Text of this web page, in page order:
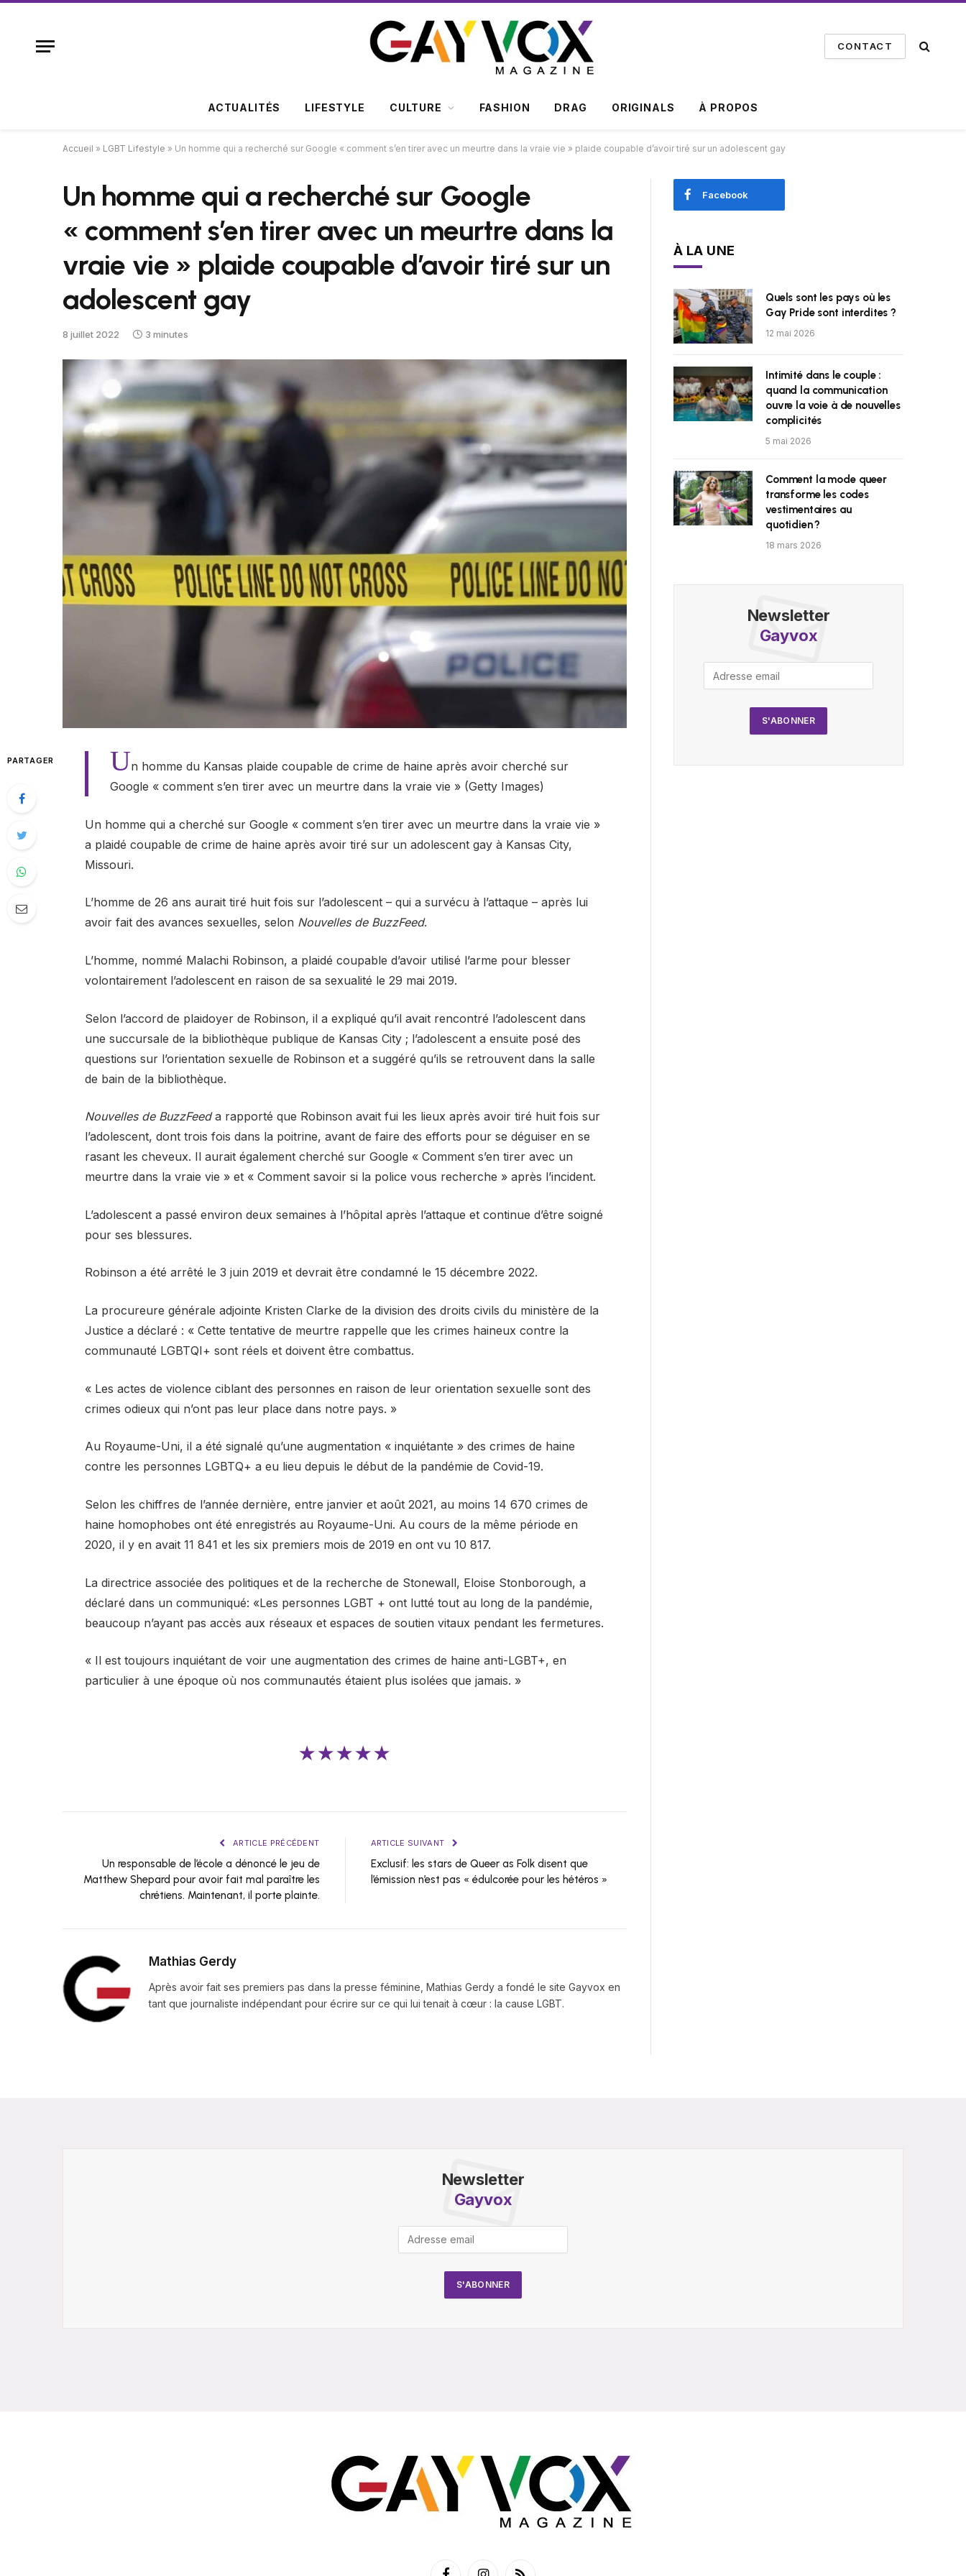
CONTACT
ACTUALITÉS LIFESTYLE CULTURE FASHION DRAG ORIGINALS À PROPOS
Accueil » LGBT Lifestyle » Un homme qui a recherché sur Google « comment s’en tirer avec un meurtre dans la vraie vie » plaide coupable d’avoir tiré sur un adolescent gay
Un homme qui a recherché sur Google
« comment s’en tirer avec un meurtre dans la
vraie vie » plaide coupable d’avoir tiré sur un
adolescent gay
8 juillet 2022 3 minutes
PARTAGER Un homme du Kansas plaide coupable de crime de haine après avoir cherché sur
Google « comment s’en tirer avec un meurtre dans la vraie vie » (Getty Images)
Un homme qui a cherché sur Google « comment s’en tirer avec un meurtre dans la vraie vie »
a plaidé coupable de crime de haine après avoir tiré sur un adolescent gay à Kansas City,
Missouri.
L’homme de 26 ans aurait tiré huit fois sur l’adolescent – ​​qui a survécu à l’attaque – après lui
avoir fait des avances sexuelles, selon Nouvelles de BuzzFeed.
L’homme, nommé Malachi Robinson, a plaidé coupable d’avoir utilisé l’arme pour blesser
volontairement l’adolescent en raison de sa sexualité le 29 mai 2019.
Selon l’accord de plaidoyer de Robinson, il a expliqué qu’il avait rencontré l’adolescent dans
une succursale de la bibliothèque publique de Kansas City ; l’adolescent a ensuite posé des
questions sur l’orientation sexuelle de Robinson et a suggéré qu’ils se retrouvent dans la salle
de bain de la bibliothèque.
Nouvelles de BuzzFeeda rapporté que Robinson avait fui les lieux après avoir tiré huit fois sur
l’adolescent, dont trois fois dans la poitrine, avant de faire des efforts pour se déguiser en se
rasant les cheveux. Il aurait également cherché sur Google « Comment s’en tirer avec un
meurtre dans la vraie vie » et « Comment savoir si la police vous recherche » après l’incident.
L’adolescent a passé environ deux semaines à l’hôpital après l’attaque et continue d’être soigné
pour ses blessures.
Robinson a été arrêté le 3 juin 2019 et devrait être condamné le 15 décembre 2022.
La procureure générale adjointe Kristen Clarke de la division des droits civils du ministère de la
Justice a déclaré : « Cette tentative de meurtre rappelle que les crimes haineux contre la
communauté LGBTQI+ sont réels et doivent être combattus.
« Les actes de violence ciblant des personnes en raison de leur orientation sexuelle sont des
crimes odieux qui n’ont pas leur place dans notre pays. »
Au Royaume-Uni, il a été signalé qu’une augmentation « inquiétante » des crimes de haine
contre les personnes LGBTQ+ a eu lieu depuis le début de la pandémie de Covid-19.
Selon les chiffres de l’année dernière, entre janvier et août 2021, au moins 14 670 crimes de
haine homophobes ont été enregistrés au Royaume-Uni. Au cours de la même période en
2020, il y en avait 11 841 et les six premiers mois de 2019 en ont vu 10 817.
La directrice associée des politiques et de la recherche de Stonewall, Eloise Stonborough, a
déclaré dans un communiqué: «Les personnes LGBT + ont lutté tout au long de la pandémie,
beaucoup n’ayant pas accès aux réseaux et espaces de soutien vitaux pendant les fermetures.
« Il est toujours inquiétant de voir une augmentation des crimes de haine anti-LGBT+, en
particulier à une époque où nos communautés étaient plus isolées que jamais. »
★★★★★
ARTICLE PRÉCÉDENT
Un responsable de l’école a dénoncé le jeu de
Matthew Shepard pour avoir fait mal paraître les
chrétiens. Maintenant, il porte plainte.
ARTICLE SUIVANT
Exclusif: les stars de Queer as Folk disent que
l’émission n’est pas « édulcorée pour les hétéros »
Mathias Gerdy
Après avoir fait ses premiers pas dans la presse féminine, Mathias Gerdy a fondé le site Gayvox en
tant que journaliste indépendant pour écrire sur ce qui lui tenait à cœur : la cause LGBT.
Facebook
À LA UNE
Quels sont les pays où les
Gay Pride sont interdites ?
12 mai 2026
Intimité dans le couple :
quand la communication
ouvre la voie à de nouvelles
complicités
5 mai 2026
Comment la mode queer
transforme les codes
vestimentaires au
quotidien ?
18 mars 2026
Newsletter
Gayvox
Newsletter
Gayvox